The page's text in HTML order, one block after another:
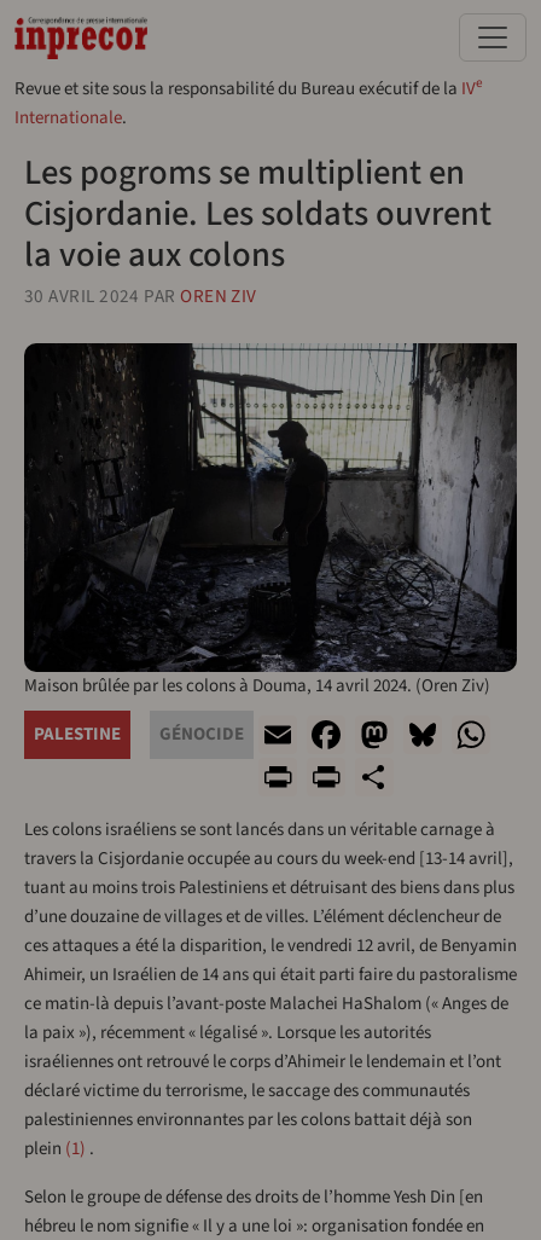
Aller au contenu principal
Revue et site sous la responsabilité du Bureau exécutif de la IVe
Internationale.
Les pogroms se multiplient en
Cisjordanie. Les soldats ouvrent
la voie aux colons
30 AVRIL 2024 PAR OREN ZIV
Maison brûlée par les colons à Douma, 14 avril 2024. (Oren Ziv)
PALESTINE
GÉNOCIDE EmailFacebook
Print
Les colons israéliens se sont lancés dans un véritable carnage à
travers la Cisjordanie occupée au cours du week-end [13-14 avril],
tuant au moins trois Palestiniens et détruisant des biens dans plus
d’une douzaine de villages et de villes. L’élément déclencheur de
ces attaques a été la disparition, le vendredi 12 avril, de Benyamin
Ahimeir, un Israélien de 14 ans qui était parti faire du pastoralisme
ce matin-là depuis l’avant-poste Malachei HaShalom (« Anges de
la paix »), récemment « légalisé ». Lorsque les autorités
israéliennes ont retrouvé le corps d’Ahimeir le lendemain et l’ont
déclaré victime du terrorisme, le saccage des communautés
palestiniennes environnantes par les colons battait déjà son
plein 1 .
Selon le groupe de défense des droits de l’homme Yesh Din [en
hébreu le nom signifie « Il y a une loi »: organisation fondée en